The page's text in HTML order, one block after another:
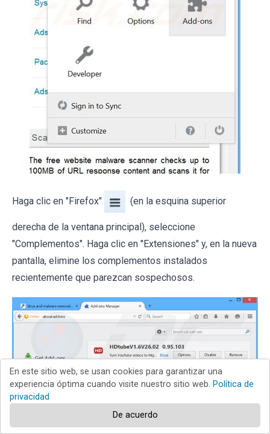
Haga clic en "Firefox" (en la esquina superior
derecha de la ventana principal), seleccione
"Complementos". Haga clic en "Extensiones" y, en la nueva
pantalla, elimine los complementos instalados
recientemente que parezcan sospechosos.
En este sitio web, se usan cookies para garantizar una
experiencia óptima cuando visite nuestro sitio web. Política de
privacidad
De acuerdo